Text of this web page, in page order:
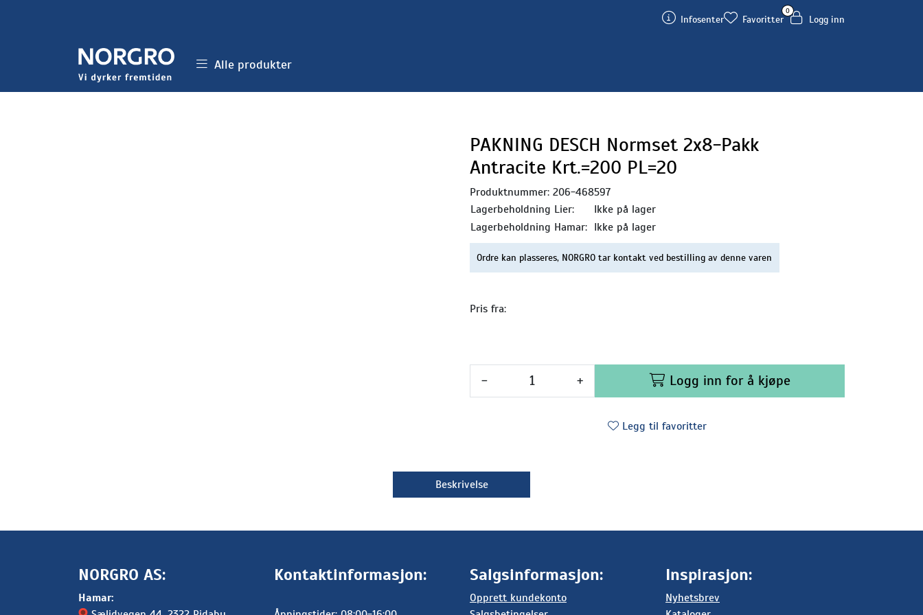
Infosenter
0
Favoritter Logg inn
Alle produkter
PAKNING DESCH Normset 2x8-Pakk
Antracite Krt.=200 PL=20
Produktnummer: 206-468597
Lagerbeholdning Lier:
Ikke på lager
Lagerbeholdning Hamar: Ikke på lager
Ordre kan plasseres, NORGRO tar kontakt ved bestilling av denne varen
Pris fra:
- + Logg inn for å kjøpe
Legg til favoritter
Beskrivelse
NORGRO AS:
Hamar:
Kontaktinformasjon: Salgsinformasjon:
Opprett kundekonto
Inspirasjon:
Nyhetsbrev